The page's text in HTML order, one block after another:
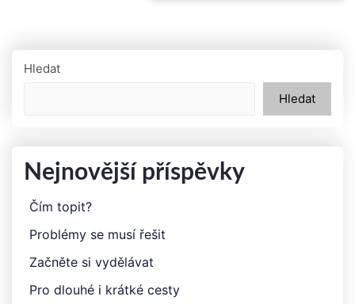
Hledat
Hledat
Nejnovější příspěvky
Čím topit?
Problémy se musí řešit
Začněte si vydělávat
Pro dlouhé i krátké cesty